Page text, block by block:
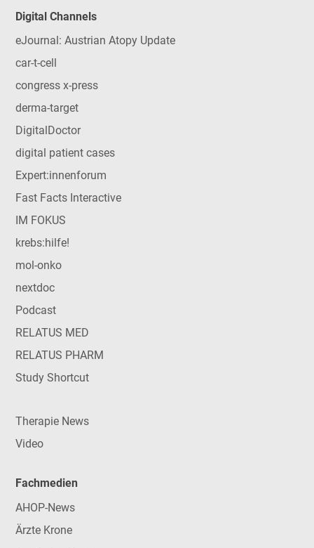
Digital Channels
eJournal: Austrian Atopy Update
car-t-cell
congress x-press
derma-target
DigitalDoctor
digital patient cases
Expert:innenforum
Fast Facts Interactive
IM FOKUS
krebs:hilfe!
mol-onko
nextdoc
Podcast
RELATUS MED
RELATUS PHARM
Study Shortcut
Therapie News
Video
Fachmedien
AHOP-News
Ärzte Krone